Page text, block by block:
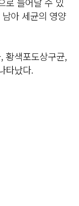
아 세균의 영양
황색포도상구균,
타났다.